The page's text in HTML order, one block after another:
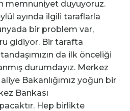
memnuniyet duyuyoruz.
ayında ilgili taraflarla
bir problem var,
gidiyor. Bir tarafta
da ilk önceliği
durumdayız. Merkez
Bakanlığımız yoğun bir
Bankası
Hep birlikte